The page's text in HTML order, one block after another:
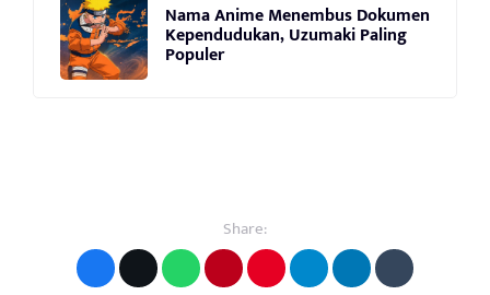
Nama Anime Menembus Dokumen
Kependudukan, Uzumaki Paling
Populer
Share: